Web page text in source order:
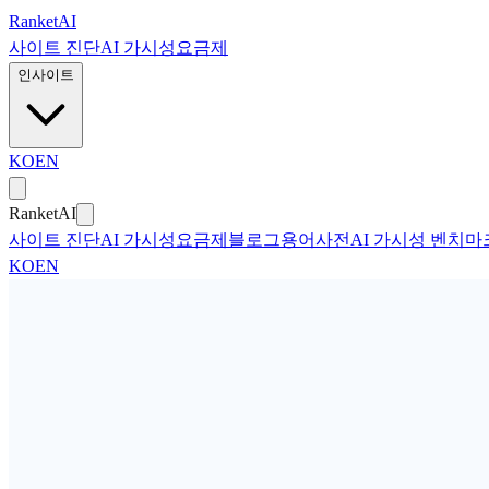
본문으로 건너뛰기
RanketAI
사이트 진단AI 가시성 요금제
인사이트
KOEN
RanketAI
사이트 진단AI 가시성 요금제 블로그용어사전 AI 가시성 벤치마
KOEN